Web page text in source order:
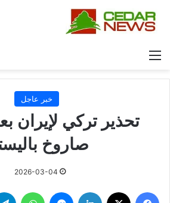
القائمة
خبر عاجل
تحذير تركي لإيران
صاروخ
2026-03-04
فيسبوك لينكدإن ماسنجر